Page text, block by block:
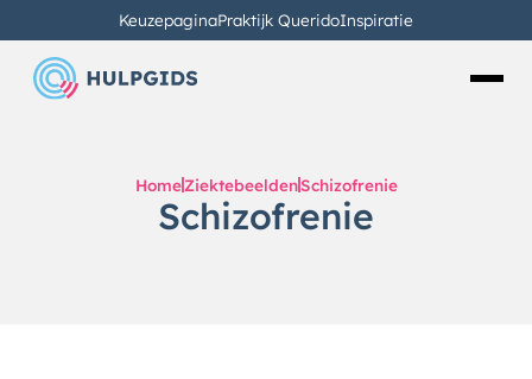
KeuzepaginaPraktijk QueridoInspiratie
Home ZiektebeeldenSchizofrenie
Schizofrenie